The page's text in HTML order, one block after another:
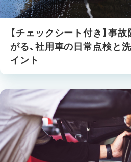
【チェックシート付き】事
がる、社用車の日常点検と
イント